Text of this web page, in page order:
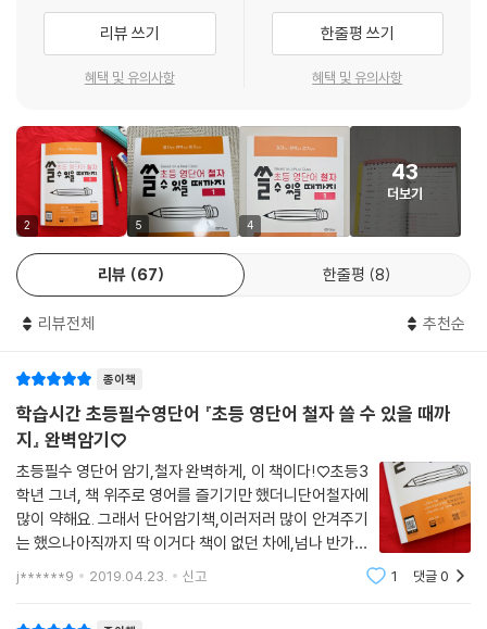
Day 39 / 40 Sports 스포츠
Day 41 / 42 Free Time & Health 여가 시간과 건강
Day 45 / 46 Play 놀이
종합 문제 Day 39~48
Day 49 / 50 On the Road 도로에서
Day 51 / 52 School 학교
Day 55 / 56 Shopping 쇼핑
종합 문제 Day 49~56
리뷰 쓰기
혜택 및 유의사항
한줄평 쓰기
혜택 및 유의사항
2 5 4
43
더보기
리뷰 67 한줄평 8
리뷰전체 추천순
종이책
학습시간 초등필수영단어 『초등 영단어 철자 쓸 수 있을 때까
지』 완벽암기♡
초등필수 영단어 암기,철자 완벽하게, 이 책이다!♡초등3
학년 그녀, 책 위주로 영어를 즐기기만 했더니단어철자에
많이 약해요. 그래서 단어암기책,이러저러 많이 안겨주기
는 했으나아직까지 딱 이거다 책이 없던 차에,넘나 반가운
초등영어단어책 발간 ♡ 교육부지정 초등필수 영단어 80
0개를실제 수업으로 만든 6단계 철자 암기책 ♬+ QR코
j******9 2019.04.23. 신고 1 댓글0